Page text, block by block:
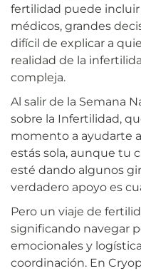
fertilidad puede
médicos, grandes
difícil de explicar a
realidad de la
compleja.
Al salir de la Semana
sobre la Infertilidad,
momento a ayudarte
estás sola, aunque tu
esté dando algunos
verdadero apoyo es
Pero un viaje de
significando navegar
emocionales y
coordinación. En